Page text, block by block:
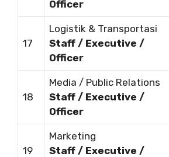
Officer
17
Logistik & Transportasi
Staff / Executive /
Officer
18
Media / Public Relations
Staff / Executive /
Officer
19
Marketing
Staff / Executive /